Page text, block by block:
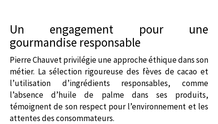
Un engagement pour une
gourmandise responsable
Pierre Chauvet privilégie une approche éthique dans son
métier. La sélection rigoureuse des fèves de cacao et
l’utilisation d’ingrédients responsables, comme
l’absence d’huile de palme dans ses produits,
témoignent de son respect pour l’environnement et les
attentes des consommateurs.